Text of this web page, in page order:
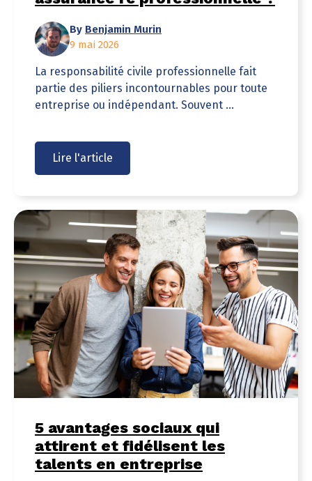
By Benjamin Murin
9 mai 2026
La responsabilité civile professionnelle fait
partie des piliers incontournables pour toute
entreprise ou indépendant. Souvent ...
Lire l'article
5 avantages sociaux qui
attirent et fidélisent les
talents en entreprise